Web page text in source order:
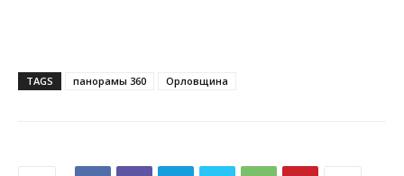
TAGS панорамы 360 Орловщина